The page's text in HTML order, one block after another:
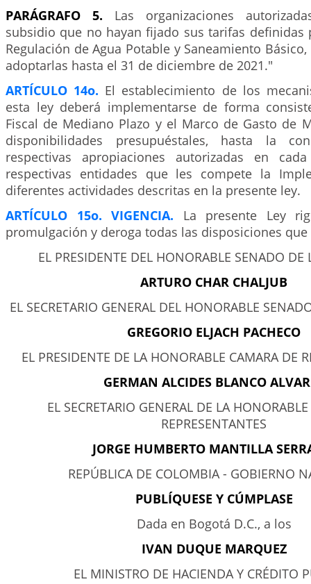
PARÁGRAFO 5. Las organizaciones
subsidio que no hayan fijado sus tarifas definidas
Regulación de Agua Potable y Saneamiento
adoptarlas hasta el 31 de diciembre de 2021."
ARTÍCULO 14o. El establecimiento de los
esta ley deberá implementarse de forma
Fiscal de Mediano Plazo y el Marco de Gasto de
disponibilidades presupuéstales, hasta la
respectivas apropiaciones autorizadas en
respectivas entidades que les compete la
diferentes actividades descritas en la presente ley.
ARTÍCULO 15o. VIGENCIA.
La presente Ley
promulgación y deroga todas las disposiciones
EL PRESIDENTE DEL HONORABLE SENADO DE
ARTURO CHAR CHALJUB
EL SECRETARIO GENERAL DEL HONORABLE
GREGORIO ELJACH PACHECO
EL PRESIDENTE DE LA HONORABLE CAMARA DE
GERMAN ALCIDES BLANCO
EL SECRETARIO GENERAL DE LA
REPRESENTANTES
JORGE HUMBERTO MANTILLA
REPÚBLICA DE COLOMBIA - GOBIERNO
PUBLÍQUESE Y CÚMPLASE
Dada en Bogotá D.C., a los
IVAN DUQUE MARQUEZ
EL MINISTRO DE HACIENDA Y CRÉDITO